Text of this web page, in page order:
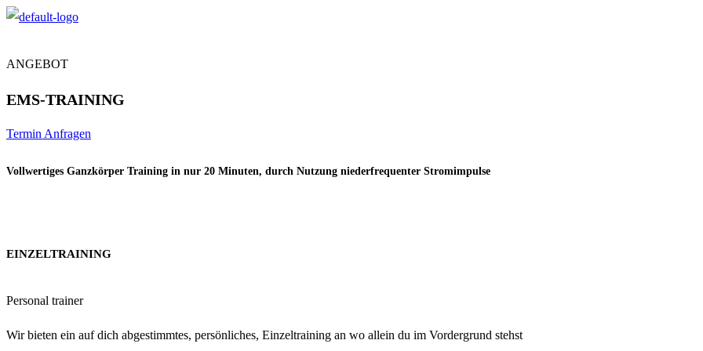
ANGEBOT
EMS-TRAINING
Termin Anfragen
Vollwertiges Ganzkörper Training in nur 20 Minuten, durch Nutzung niederfrequenter Stromimpulse
EINZELTRAINING
Personal trainer
Wir bieten ein auf dich abgestimmtes, persönliches, Einzeltraining an wo allein du im Vordergrund stehst